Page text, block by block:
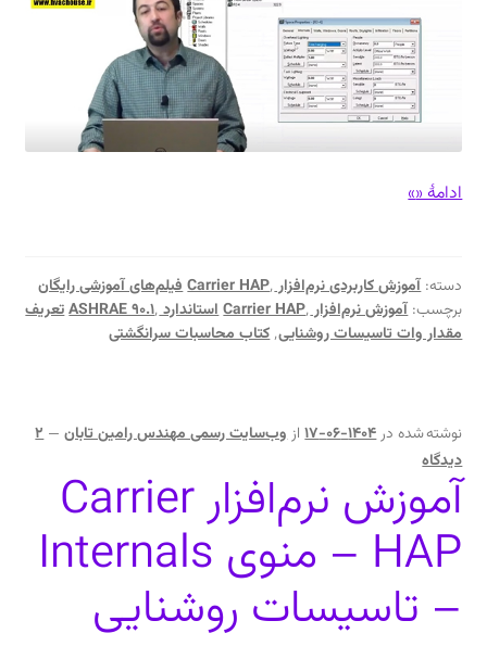
ادامهٔ «تعریف
تاسیسات
روشنایی
در
»
دسته:آموزش کاربردی نرم‌افزار Carrier HAP٬
فیلم‌های آموزشی رایگان
برچسب:آموزش نرم‌افزار Carrier HAP٬ استاندارد ASHRAE 90.1٬
تعریف
مقدار وات تاسیسات روشنایی٬کتاب محاسبات سرانگشتی
نوشته شده در1404-06-17 ازوب‌سایت رسمی مهندس رامین تابان —
2
دیدگاه
آموزش نرم‌افزار Carrier
HAP – منوی Internals
– تاسیسات روشنایی